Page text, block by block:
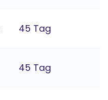
45 Tag
45 Tag